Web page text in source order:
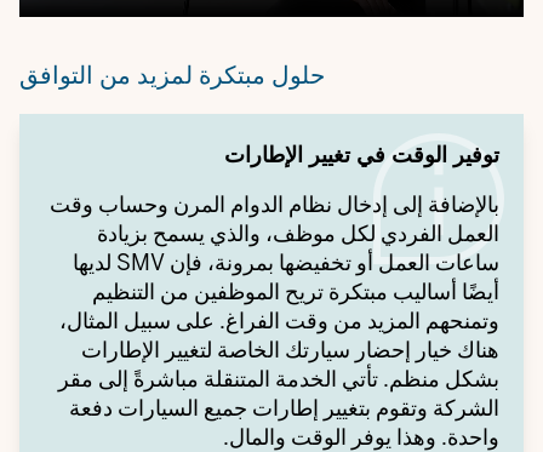
حلول مبتكرة لمزيد من التوافق
توفير الوقت في تغيير الإطارات
بالإضافة إلى إدخال نظام الدوام المرن وحساب وقت
العمل الفردي لكل موظف، والذي يسمح بزيادة
ساعات العمل أو تخفيضها بمرونة، فإن SMV لديها
أيضًا أساليب مبتكرة تريح الموظفين من التنظيم
وتمنحهم المزيد من وقت الفراغ. على سبيل المثال،
هناك خيار إحضار سيارتك الخاصة لتغيير الإطارات
بشكل منظم. تأتي الخدمة المتنقلة مباشرةً إلى مقر
الشركة وتقوم بتغيير إطارات جميع السيارات دفعة
واحدة. وهذا يوفر الوقت والمال.